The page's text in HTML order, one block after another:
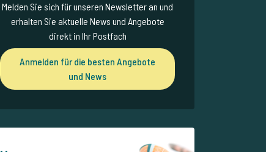
Melden Sie sich für unseren Newsletter an und
erhalten Sie aktuelle News und Angebote
direkt in Ihr Postfach
Anmelden für die besten Angebote
und News